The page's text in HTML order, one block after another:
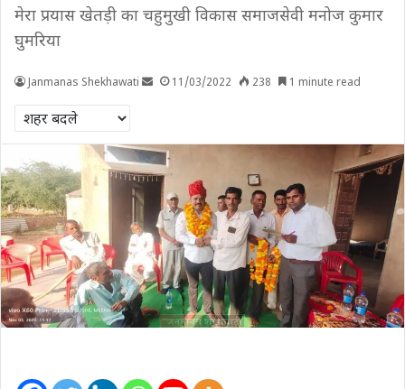
मेरा प्रयास खेतड़ी का चहुमुखी विकास समाजसेवी मनोज कुमार
घुमरिया
Janmanas Shekhawati 11/03/2022 238 1 minute read